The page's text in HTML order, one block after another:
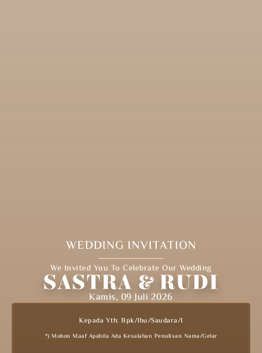
WEDDING INVITATION
We Invited You To Celebrate Our Wedding
SASTRA & RUDI
Kamis, 09 Juli 2026
Kepada Yth: Bpk/Ibu/Saudara/i
*) Mohon Maaf Apabila Ada Kesalahan Penulisan Nama/gelar